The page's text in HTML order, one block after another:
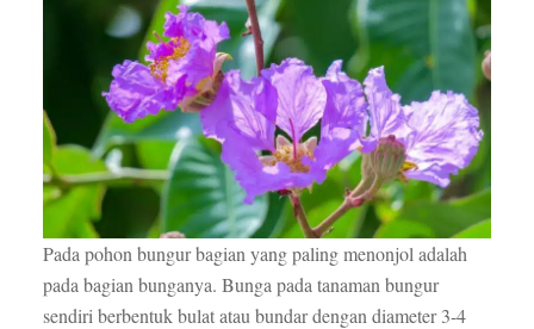
Pada pohon bungur bagian yang paling menonjol adalah
pada bagian bunganya. Bunga pada tanaman bungur
sendiri berbentuk bulat atau bundar dengan diameter 3-4